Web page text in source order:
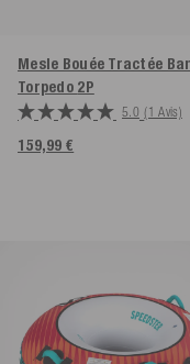
Mesle Bouée Tractée
Torpedo 2P
5.0 (1 Avis)
159,99 €